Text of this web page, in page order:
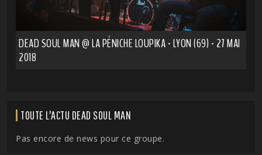
DEAD SOUL MAN @ LA PÉNICHE LOUPIKA - LYON (69) - 27 MAI
2018
TOUTE L'ACTU DEAD SOUL MAN
Pas encore de news pour ce groupe.